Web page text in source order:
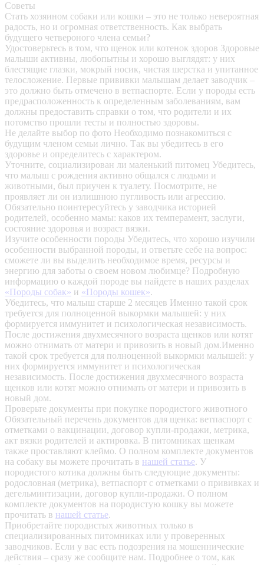
Советы
Стать хозяином собаки или кошки – это не только невероятная
радость, но и огромная ответственность. Как выбрать
будущего четвероного члена семьи?
Удостоверьтесь в том, что щенок или котенок здоров Здоровые
малыши активны, любопытны и хорошо выглядят: у них
блестящие глазки, мокрый носик, чистая шерстка и упитанное
телосложение. Первые прививки малышам делает заводчик –
это должно быть отмечено в ветпаспорте. Если у породы есть
предрасположенность к определенным заболеваниям, вам
должны предоставить справки о том, что родители и их
потомство прошли тесты и полностью здоровы.
Не делайте выбор по фото Необходимо познакомиться с
будущим членом семьи лично. Так вы убедитесь в его
здоровье и определитесь с характером.
Уточните, социализирован ли маленький питомец Убедитесь,
что малыш с рождения активно общался с людьми и
животными, был приучен к туалету. Посмотрите, не
проявляет ли он излишнюю пугливость или агрессию.
Обязательно поинтересуйтесь у заводчика историей
родителей, особенно мамы: каков их темперамент, заслуги,
состояние здоровья и возраст вязки.
Изучите особенности породы Убедитесь, что хорошо изучили
особенности выбранной породы, и ответьте себе на вопрос:
сможете ли вы выделить необходимое время, ресурсы и
энергию для заботы о своем новом любимце? Подробную
информацию о каждой породе вы найдете в наших разделах
«Породы собак» и «Породы кошек».
Убедитесь, что малыш старше 2 месяцев Именно такой срок
требуется для полноценной выкормки малышей: у них
формируется иммунитет и психологическая независимость.
После достижения двухмесячного возраста щенков или котят
можно отнимать от матери и привозить в новый дом.Именно
такой срок требуется для полноценной выкормки малышей: у
них формируется иммунитет и психологическая
независимость. После достижения двухмесячного возраста
щенков или котят можно отнимать от матери и привозить в
новый дом.
Проверьте документы при покупке породистого животного
Обязательный перечень документов для щенка: ветпаспорт с
отметками о вакцинации, договор купли-продажи, метрика,
акт вязки родителей и актировка. В питомниках щенкам
также проставляют клеймо. О полном комплекте документов
на собаку вы можете прочитать в нашей статье. У
породистого котика должны быть следующие документы:
родословная (метрика), ветпаспорт с отметками о прививках и
дегельминтизации, договор купли-продажи. О полном
комплекте документов на породистую кошку вы можете
прочитать в нашей статье.
Приобретайте породистых животных только в
специализированных питомниках или у проверенных
заводчиков. Если у вас есть подозрения на мошеннические
действия – сразу же сообщите нам. Подробнее о том, как